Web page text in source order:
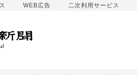
WEB広告 二次利用サービス